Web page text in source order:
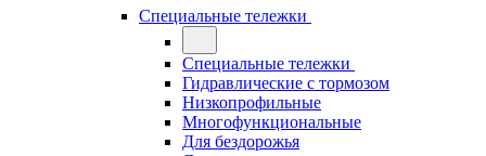
Специальные тележки
Специальные тележки
Гидравлические с тормозом
Низкопрофильные
Многофункциональные
Для бездорожья